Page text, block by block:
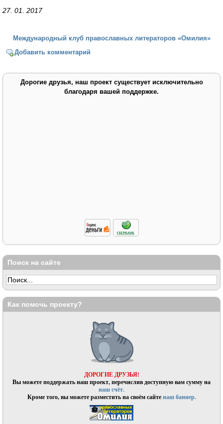
27. 01. 2017
Международный клуб православных литераторов «Омилия»
Добавить комментарий
Дорогие друзья, наш проект существует исключительно
благодаря вашей поддержке.
Поиск на сайте
Как помочь проекту?
ДОРОГИЕ ДРУЗЬЯ!
Вы можете поддержать наш проект, перечислив доступную вам сумму на
наш счёт.
Кроме того, вы можете разместить на своём сайтенаш баннер.